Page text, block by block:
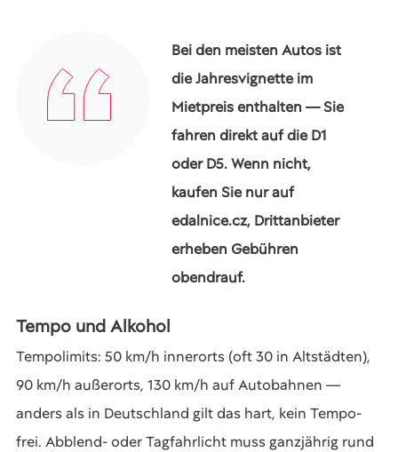
Bei den meisten Autos ist
die Jahresvignette im
Mietpreis enthalten — Sie
fahren direkt auf die D1
oder D5. Wenn nicht,
kaufen Sie nur auf
edalnice.cz, Drittanbieter
erheben Gebühren
obendrauf.
Tempo und Alkohol
Tempolimits: 50 km/h innerorts (oft 30 in Altstädten),
90 km/h außerorts, 130 km/h auf Autobahnen —
anders als in Deutschland gilt das hart, kein Tempo-
frei. Abblend- oder Tagfahrlicht muss ganzjährig rund